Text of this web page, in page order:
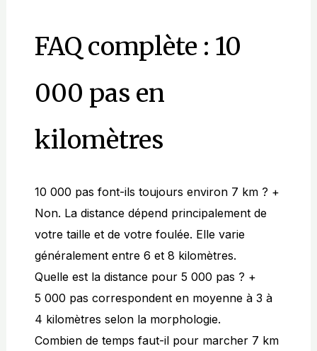
FAQ complète : 10
000 pas en
kilomètres
10 000 pas font-ils toujours environ 7 km ? +
Non. La distance dépend principalement de
votre taille et de votre foulée. Elle varie
généralement entre 6 et 8 kilomètres.
Quelle est la distance pour 5 000 pas ? +
5 000 pas correspondent en moyenne à 3 à
4 kilomètres selon la morphologie.
Combien de temps faut-il pour marcher 7 km